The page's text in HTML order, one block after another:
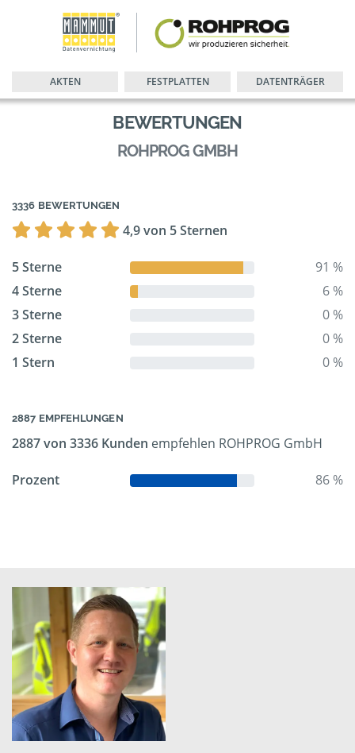
AKTEN FESTPLATTEN DATENTRÄGER
BEWERTUNGEN
ROHPROG GMBH
3336 BEWERTUNGEN
4,9 von 5 Sternen
5 Sterne
91 %
4 Sterne
6 %
3 Sterne
0 %
2 Sterne
0 %
1 Stern
0 %
2887 EMPFEHLUNGEN
2887 von 3336 Kunden empfehlen ROHPROG GmbH
Prozent 86 %